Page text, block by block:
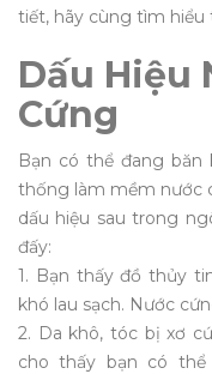
tiết, hãy cùng tìm hiểu
Dấu Hiệu
Cứng
Bạn có thể đang băn
thống làm mềm nước
dấu hiệu sau trong
đấy:
1. Bạn thấy đồ thủy
khó lau sạch. Nước
2. Da khô, tóc bị xơ
cho thấy bạn có